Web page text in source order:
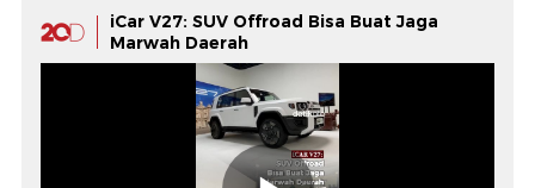
iCar V27: SUV Offroad Bisa Buat Jaga
Marwah Daerah